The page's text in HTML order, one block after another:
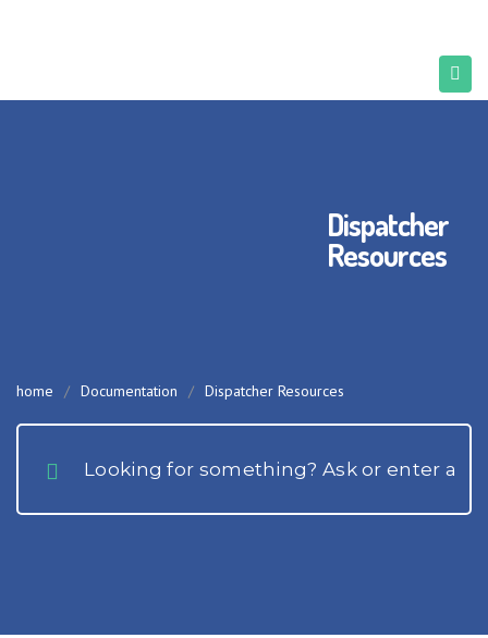
Dispatcher
Resources
home / Documentation / Dispatcher Resources